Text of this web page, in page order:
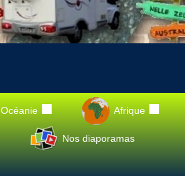
Océanie Afrique
Nos diaporamas